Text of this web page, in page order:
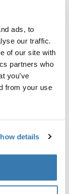
ads, to
our traffic.
of our site with
partners who
you’ve
from your use
details
AB
Hillerstorp,